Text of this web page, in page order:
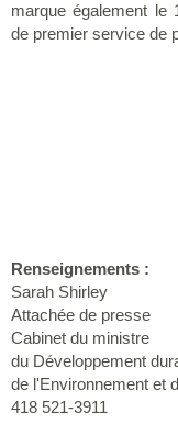
marque également le
de premier service de
Renseignements :
Sarah Shirley
Attachée de presse
Cabinet du ministre
du Développement
de l'Environnement et
418 521-3911